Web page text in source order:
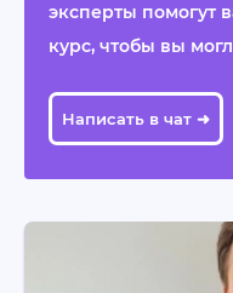
эксперты помогут
курс, чтобы вы
Написать в чат ➜